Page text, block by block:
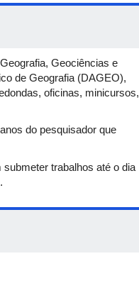
Geociências e
de Geografia (DAGEO),
oficinas, minicursos,
do pesquisador que
trabalhos até o dia